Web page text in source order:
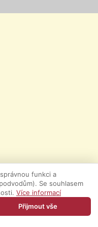
funkci a
Se souhlasem
Více informací
Přijmout vše